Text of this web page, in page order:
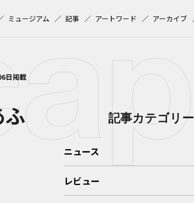
ミュージアム 記事 アートワード アーカイブ
日掲載
記事カテゴリー
ニュース
レビュー